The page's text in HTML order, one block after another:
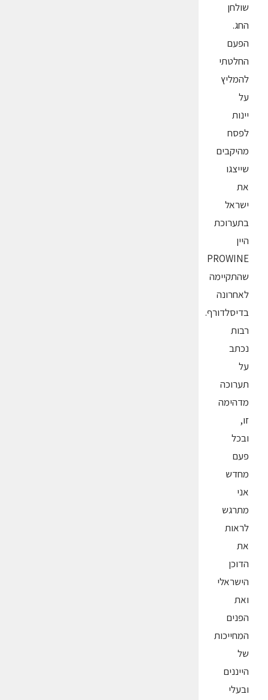
שולחן
החג.
הפעם
החלטתי
להמליץ
על
יינות
לפסח
מהיקבים
שייצגו
את
ישראל
בתערוכת
היין
PROWINE
שהתקיימה
לאחרונה
בדיסלדורף.
רבות
נכתב
על
תערוכה
מדהימה
זו,
ובכל
פעם
מחדש
אני
מתרגש
לראות
את
הדוכן
הישראלי
ואת
הפנים
המחייכות
של
הייננים
ובעלי